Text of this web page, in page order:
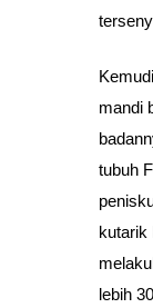
mandi
tubuh
kutarik
lebih